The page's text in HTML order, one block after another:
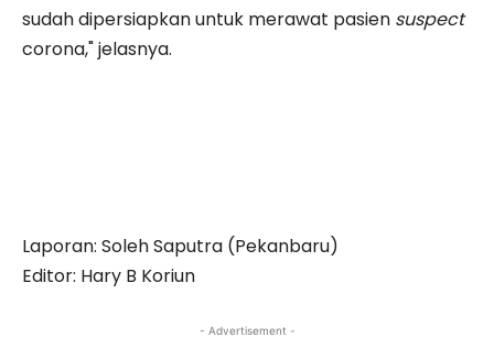
sudah dipersiapkan untuk merawat pasien suspect
corona," jelasnya.
Laporan: Soleh Saputra (Pekanbaru)
Editor: Hary B Koriun
- Advertisement -